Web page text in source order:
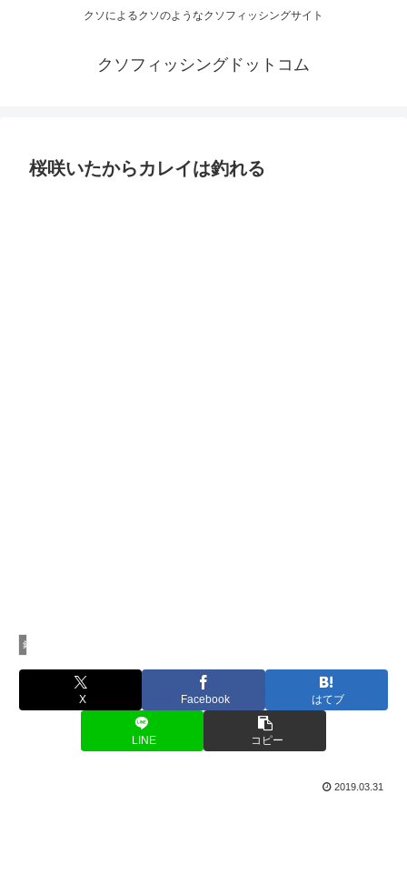
クソによるクソのようなクソフィッシングサイト
クソフィッシングドットコム
桜咲いたからカレイは釣れる
釣行記
X Facebook はてブ
LINE コピー
2019.03.31